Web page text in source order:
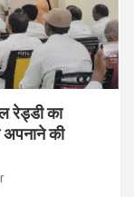
रेड्डी का
की